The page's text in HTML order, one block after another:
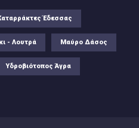
Έδεσσας
- Λουτρά Μαύρο Δάσος
Υδροβιότοπος Άγρα